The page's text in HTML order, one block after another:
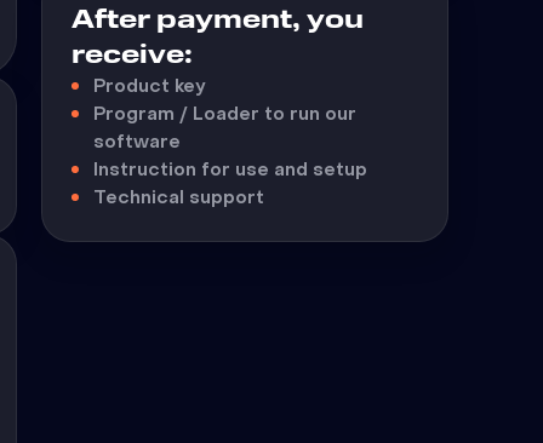
After payment, you
receive:
Product key
Program / Loader to run our
software
Instruction for use and setup
Technical support